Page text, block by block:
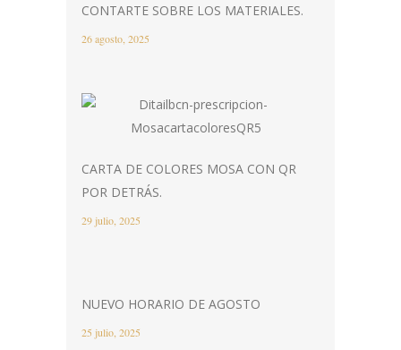
CONTARTE SOBRE LOS MATERIALES.
26 agosto, 2025
CARTA DE COLORES MOSA CON QR
POR DETRÁS.
29 julio, 2025
NUEVO HORARIO DE AGOSTO
25 julio, 2025